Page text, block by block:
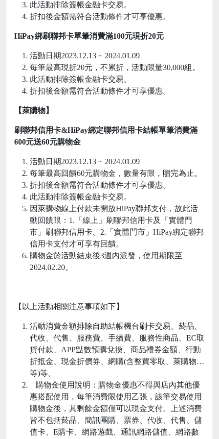
此活動排除簽帳金融卡交易。
折扣後金額需符合活動條件才可享優惠。
HiPay綁刷聯邦卡單筆消費滿100元現折20元
活動日期2023.12.13 ~ 2024.01.09
每筆最高現折20元，不累折，活動限量30,000組。
此活動排除簽帳金融卡交易。
折扣後金額需符合活動條件才可享優惠。
【萊購物】
刷聯邦信用卡&HiPay綁定聯邦信用卡結帳單筆消費滿
600元送60元購物金
活動日期2023.12.13 ~ 2024.01.09
每筆最高回饋60元購物金，數量有限，贈完為止。
折扣後金額需符合活動條件才可享優惠。
此活動排除簽帳金融卡交易。
因萊購物線上付款未開放HiPay聯邦支付，故此活
動回饋限：1.「線上」刷聯邦信用卡及「實體門
市」刷聯邦信用卡、2.「實體門市」HiPay綁定聯邦
信用卡支付才可享有回饋。
購物金於活動結束後3週內派發，使用期限至
2024.02.20。
【以上活動相關注意事項如下】
活動消費金額排除自助結帳機台刷卡交易、菸品、
代收、代售、服務費、手續費、服務性商品、EC取
貨付款、APP點數預購兌換、商品禮券金額、行動
折抵金、現金折價券、網購(含整買零取、萊購物…
等)等。
購物金使用說明：購物金優惠不得與店內其他優
惠搭配使用，每筆消費限使用乙張，該筆交易使用
購物金後，其剩餘金額僅可以現金支付。上述消費
皆不包括菸品、簡訊團購、票券、代收、代售、儲
值卡、E購卡、網路遊戲、通訊網路儲值、網路數